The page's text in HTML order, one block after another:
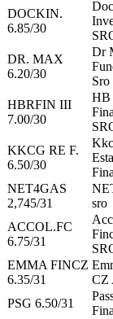
DOCKIN.
6.85/30
DR. MAX
6.20/30
Dr
Sro
HBRFIN III
7.00/30
HB
KKCG RE F.
6.50/30
NET4GAS
2,745/31
sro
ACCOL.FC
6.75/31
EMMA FINCZ
6.35/31
CZ
PSG 6.50/31